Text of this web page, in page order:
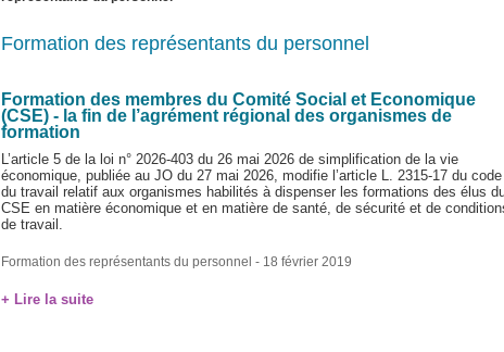
Formation des représentants du personnel
Formation des membres du Comité Social et Economique
(CSE) - la fin de l’agrément régional des organismes de
formation
L’article 5 de la loi n° 2026-403 du 26 mai 2026 de simplification de la vie
économique, publiée au JO du 27 mai 2026, modifie l’article L. 2315-17 du code
du travail relatif aux organismes habilités à dispenser les formations des élus
CSE en matière économique et en matière de santé, de sécurité et de
de travail.
Formation des représentants du personnel - 18 février 2019
+ Lire la suite